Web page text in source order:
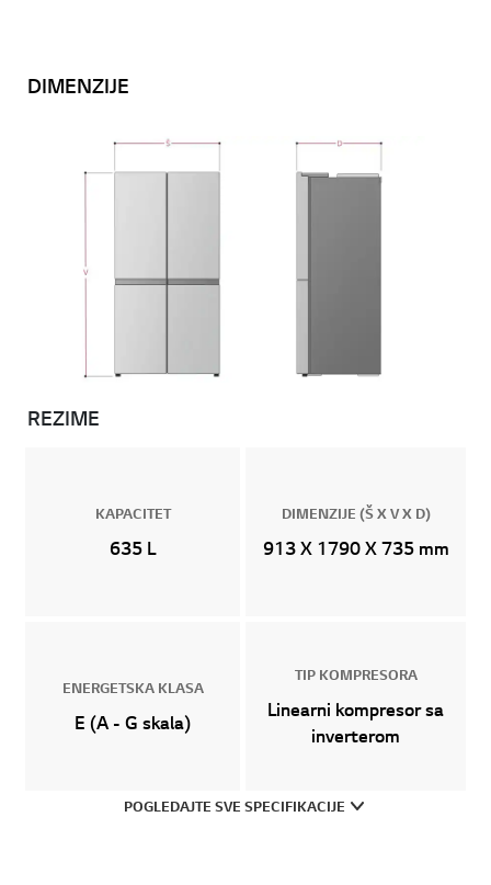
DIMENZIJE
REZIME
KAPACITET
635 L
DIMENZIJE (Š X V X D)
913 X 1790 X 735 mm
ENERGETSKA KLASA
E (A - G skala)
TIP KOMPRESORA
Linearni kompresor sa
inverterom
POGLEDAJTE SVE SPECIFIKACIJE